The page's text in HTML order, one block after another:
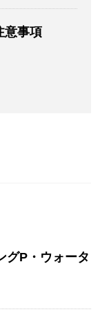
意事項
グP・ウォータ